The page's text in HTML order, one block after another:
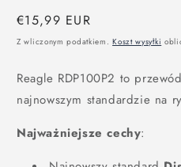
Cena
regularna
€15,99 EUR
Z wliczonym podatkiem.Koszt wysyłki
Reagle RDP100P2 to
najnowszym standardzie na
Najważniejsze cechy: